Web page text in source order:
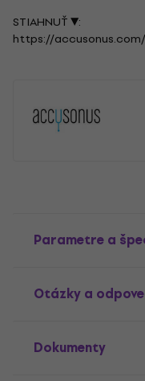
STIAHNUŤ ▼:
https://
Parametre a
Otázky a
Dokumenty